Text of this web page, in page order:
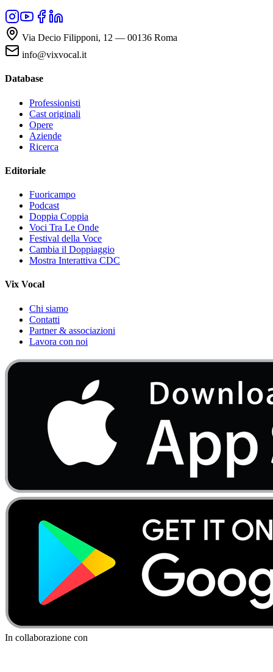
Via Decio Filipponi, 12 — 00136 Roma
info@vixvocal.it
Database
Professionisti
Cast originali
Opere
Aziende
Ricerca
Editoriale
Fuoricampo
Podcast
Doppia Coppia
Voci Tra Le Onde
Festival della Voce
Cambia il Doppiaggio
Mostra Interattiva CDC
Vix Vocal
Chi siamo
Contatti
Partner & associazioni
Lavora con noi
In collaborazione con